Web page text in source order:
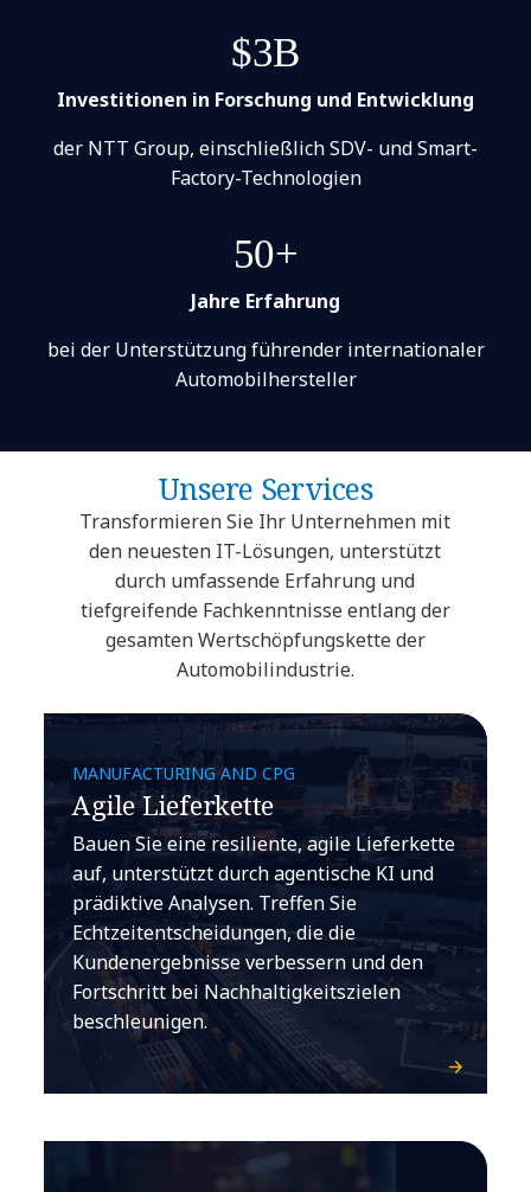
$3B
Investitionen in Forschung und Entwicklung
der NTT Group, einschließlich SDV- und Smart-
Factory-Technologien
50+
Jahre Erfahrung
bei der Unterstützung führender internationaler
Automobilhersteller
Unsere Services
Transformieren Sie Ihr Unternehmen mit
den neuesten IT-Lösungen, unterstützt
durch umfassende Erfahrung und
tiefgreifende Fachkenntnisse entlang der
gesamten Wertschöpfungskette der
Automobilindustrie.
MANUFACTURING AND CPG
Agile Lieferkette
Bauen Sie eine resiliente, agile Lieferkette
auf, unterstützt durch agentische KI und
prädiktive Analysen. Treffen Sie
Echtzeitentscheidungen, die die
Kundenergebnisse verbessern und den
Fortschritt bei Nachhaltigkeitszielen
beschleunigen.